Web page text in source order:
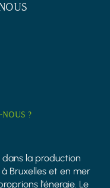
?
la production
Bruxelles et en mer
l'énergie. Le